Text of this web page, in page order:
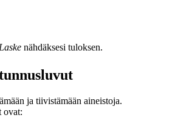
Laske nähdäksesi tuloksen.
ja tiivistämään aineistoja.
ovat: